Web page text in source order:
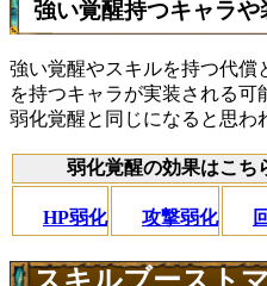
強い覚醒持つキャラや
強い覚醒やスキルを持つ代償
を持つキャラが実装される
弱化覚醒と同じになると思わ
弱化覚醒の効果はこち
HP弱化 攻撃弱化